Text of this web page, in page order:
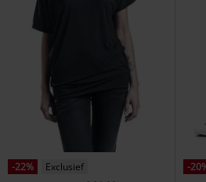
-22%
Exclusief
-